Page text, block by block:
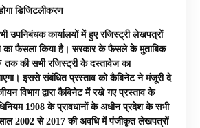
डिजिटलीकरण
उपनिबंधक कार्यालयों में हुए रजिस्ट्री लेखपत्रों
का फैसला किया है। सरकार के फैसले के मुताबिक
तक की सभी रजिस्ट्री के दस्तावेज का
इससे संबंधित प्रस्ताव को कैबिनेट ने मंजूरी दे
विभाग द्वारा कैबिनेट में रखे गए प्रस्ताव के
1908 के प्रावधानों के अधीन प्रदेश के सभी
साल 2002 से 2017 की अवधि में पंजीकृत लेखपत्रों